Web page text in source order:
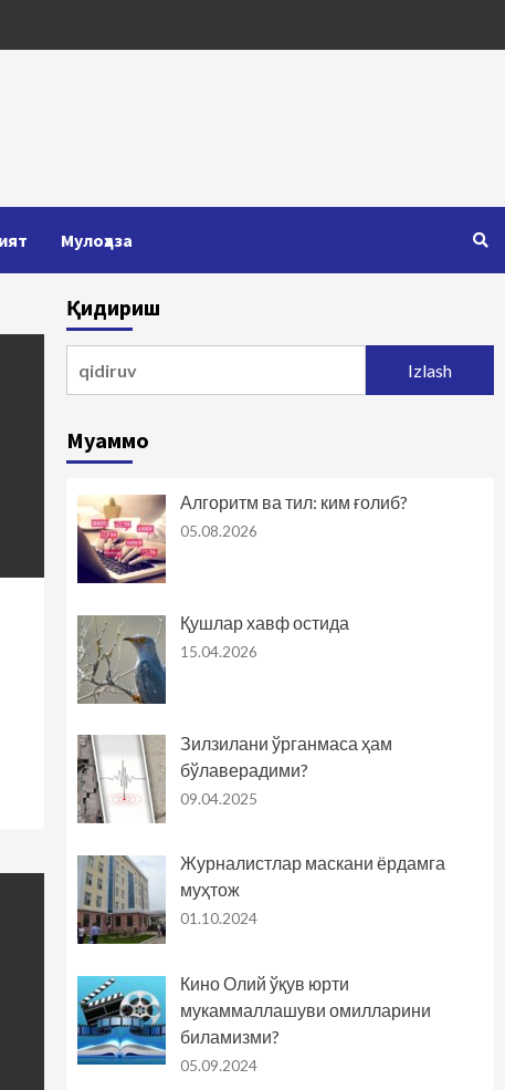
Мулоҳаза
Қидириш
Муаммо
Алгоритм ва тил: ким ғолиб?
05.08.2026
Қушлар хавф остида
15.04.2026
Зилзилани ўрганмаса ҳам
бўлаверадими?
09.04.2025
Журналистлар маскани ёрдамга
муҳтож
01.10.2024
Кино Олий ўқув юрти
мукаммаллашуви омилларини
биламизми?
05.09.2024